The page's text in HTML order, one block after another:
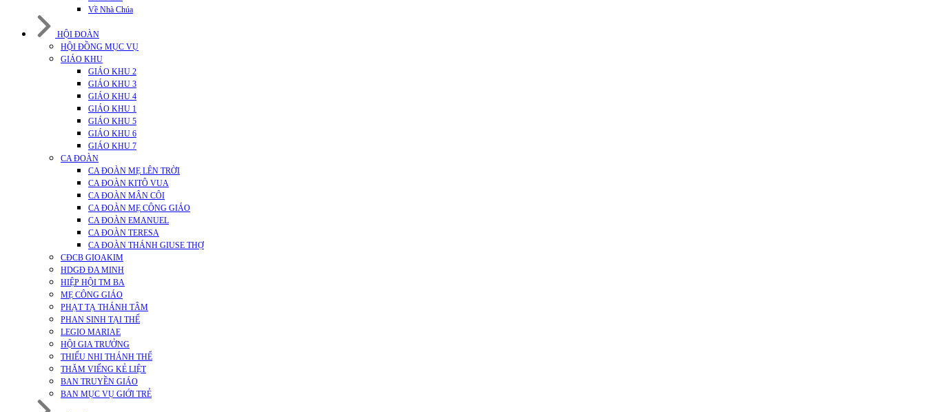
Về Nhà Chúa
HỘI ĐOÀN
HỘI ĐỒNG MỤC VỤ
GIÁO KHU
GIÁO KHU 2
GIÁO KHU 3
GIÁO KHU 4
GIÁO KHU 1
GIÁO KHU 5
GIÁO KHU 6
GIÁO KHU 7
CA ĐOÀN
CA ĐOÀN MẸ LÊN TRỜI
CA ĐOÀN KITÔ VUA
CA ĐOÀN MÂN CÔI
CA ĐOÀN MẸ CÔNG GIÁO
CA ĐOÀN EMANUEL
CA ĐOÀN TERESA
CA ĐOÀN THÁNH GIUSE THỢ
CĐCB GIOAKIM
HDGĐ ĐA MINH
HIỆP HỘI TM BA
MẸ CÔNG GIÁO
PHẠT TẠ THÁNH TÂM
PHAN SINH TẠI THẾ
LEGIO MARIAE
HỘI GIA TRƯỞNG
THIẾU NHI THÁNH THỂ
THĂM VIẾNG KẺ LIỆT
BAN TRUYỀN GIÁO
BAN MỤC VỤ GIỚI TRẺ